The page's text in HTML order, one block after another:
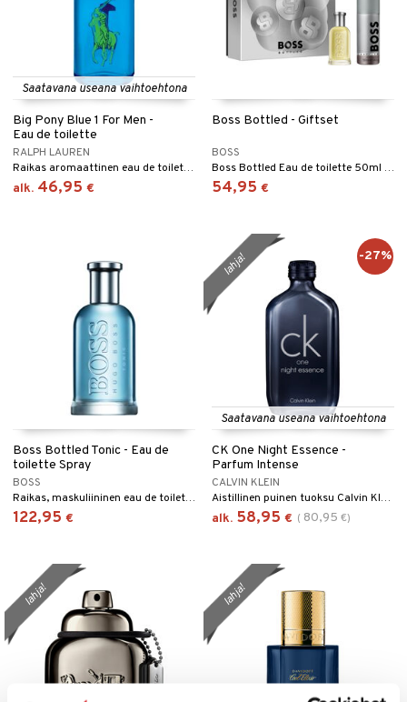
Saatavana useana vaihtoehtona
Big Pony Blue 1 For Men -
Eau de toilette
RALPH LAUREN
Raikas aromaattinen eau de toilette Ralph Laurenilta.
alk. 46,95 €
Boss Bottled - Giftset
BOSS
Boss Bottled Eau de toilette 50ml + Boss Bottled Deodorant Spray 150ml
54,95 €
Boss Bottled Tonic - Eau de
toilette Spray
BOSS
Raikas, maskuliininen eau de toilette - Hugo Boss
122,95 €
Saatavana useana vaihtoehtona
CK One Night Essence -
Parfum Intense
CALVIN KLEIN
Aistillinen puinen tuoksu Calvin Kleinilta
alk. 58,95 € ( 80,95 €)
lahja! -27%
lahja! lahja!